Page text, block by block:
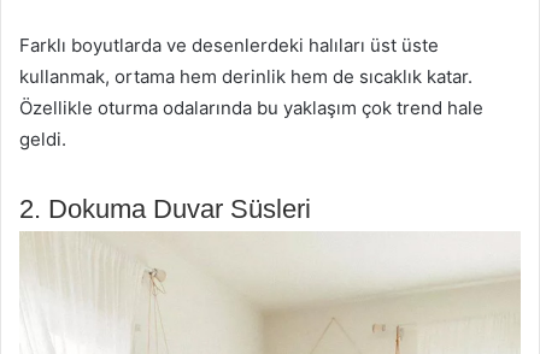
Farklı boyutlarda ve desenlerdeki halıları üst üste
kullanmak, ortama hem derinlik hem de sıcaklık katar.
Özellikle oturma odalarında bu yaklaşım çok trend hale
geldi.
2. Dokuma Duvar Süsleri